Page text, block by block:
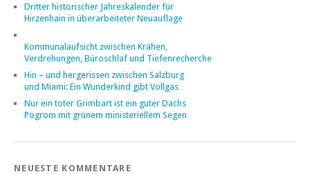
Dritter historischer Jahreskalender für
Hirzenhain in überarbeiteter Neuauflage
Kommunalaufsicht zwischen Krähen,
Verdrehungen, Büroschlaf und Tiefenrecherche
Hin – und hergerissen zwischen Salzburg
und Miami: Ein Wunderkind gibt Vollgas
Nur ein toter Grimbart ist ein guter Dachs
Pogrom mit grünem ministeriellem Segen
NEUESTE KOMMENTARE